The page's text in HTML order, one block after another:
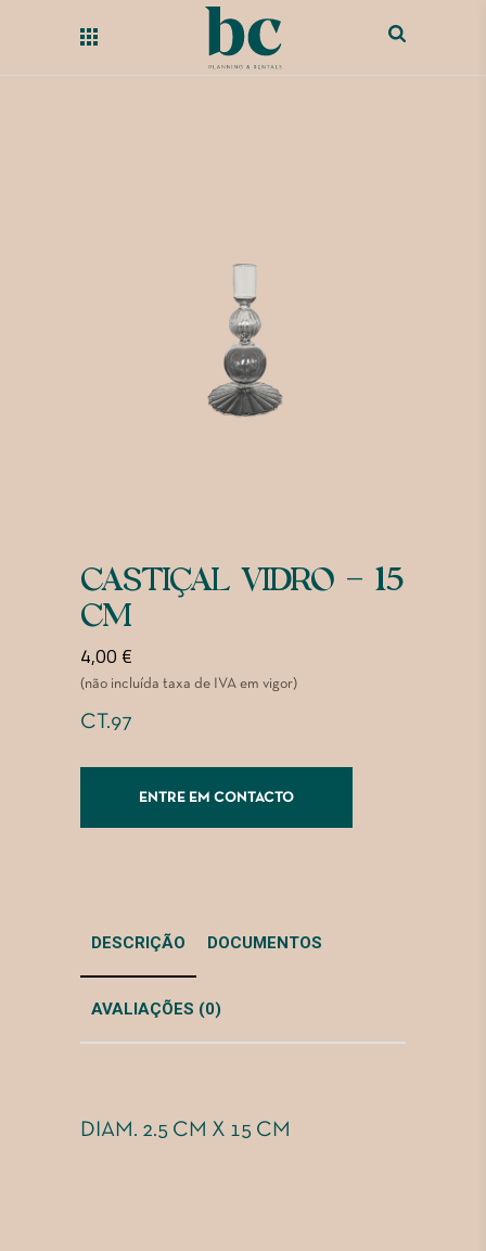
CASTIÇAL VIDRO – 15
CM
4,00 €
(não incluída taxa de IVA em vigor)
CT.97
ENTRE EM CONTACTO
DESCRIÇÃO DOCUMENTOS
AVALIAÇÕES (0)
DIAM. 2.5 CM X 15 CM